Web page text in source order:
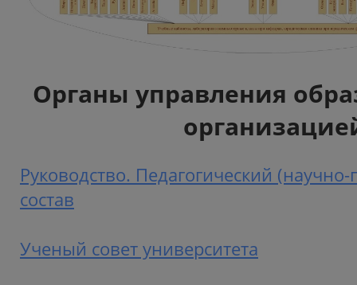
Органы управления
Руководство. Педагогический (научно-
состав
Ученый совет университета